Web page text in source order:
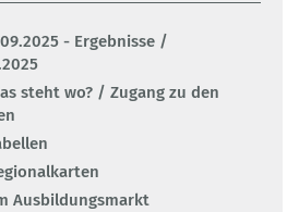
- Ergebnisse /
steht wo? / Zugang zu den
Ausbildungsmarkt